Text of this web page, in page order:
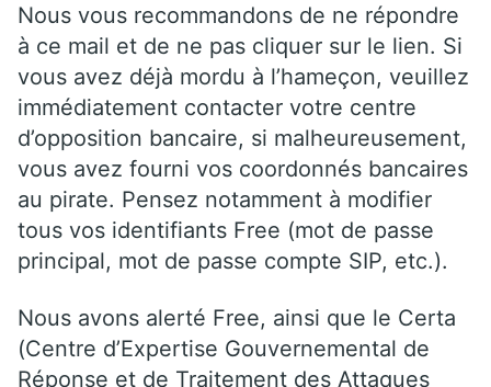
Nous vous recommandons de ne répondre
à ce mail et de ne pas cliquer sur le lien. Si
vous avez déjà mordu à l’hameçon, veuillez
immédiatement contacter votre centre
d’opposition bancaire, si malheureusement,
vous avez fourni vos coordonnés bancaires
au pirate. Pensez notamment à modifier
tous vos identifiants Free (mot de passe
principal, mot de passe compte SIP, etc.).
Nous avons alerté Free, ainsi que le Certa
(Centre d’Expertise Gouvernemental de
Réponse et de Traitement des Attaques